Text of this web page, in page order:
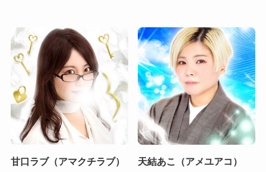
甘口ラブ（アマクチラブ） 天結あこ（アメユアコ）